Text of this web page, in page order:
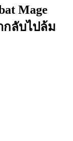
Mage
กลับไปล้ม